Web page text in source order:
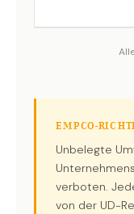
EMPCO-
Unbelegte
verboten.
von der UD-